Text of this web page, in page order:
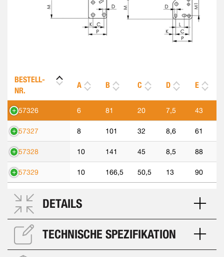
BESTELL-
NR.
A B C D E
557326 6 81 20 7,5 43
557327 8 101 32 8,6 61
557328 10 141 45 8,5 88
557329 10 166,5 50,5 13 90
DETAILS
TECHNISCHE SPEZIFIKATION